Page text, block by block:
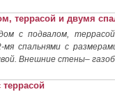
террасой и двумя
с подвалом,
мя спальнями с
Внешние стены–
террасой